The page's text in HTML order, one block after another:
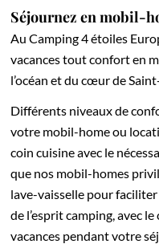
Séjournez en mobil-
Au Camping 4 étoiles
vacances tout confort en
l’océan et du cœur de
Différents niveaux de
votre mobil-home ou
coin cuisine avec le
que nos mobil-homes
lave-vaisselle pour
de l’esprit camping, avec
vacances pendant votre